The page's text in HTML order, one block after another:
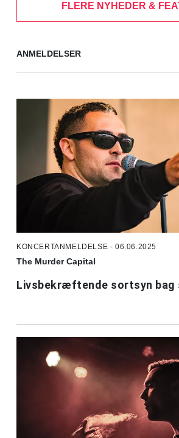
FLERE NYHEDER &
ANMELDELSER
KONCERTANMELDELSE - 06.06.2025
The Murder Capital
Livsbekræftende sortsyn bag